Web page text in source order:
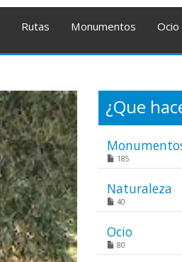
Rutas Monumentos Ocio
¿Que
185
Naturaleza
40
Ocio
80